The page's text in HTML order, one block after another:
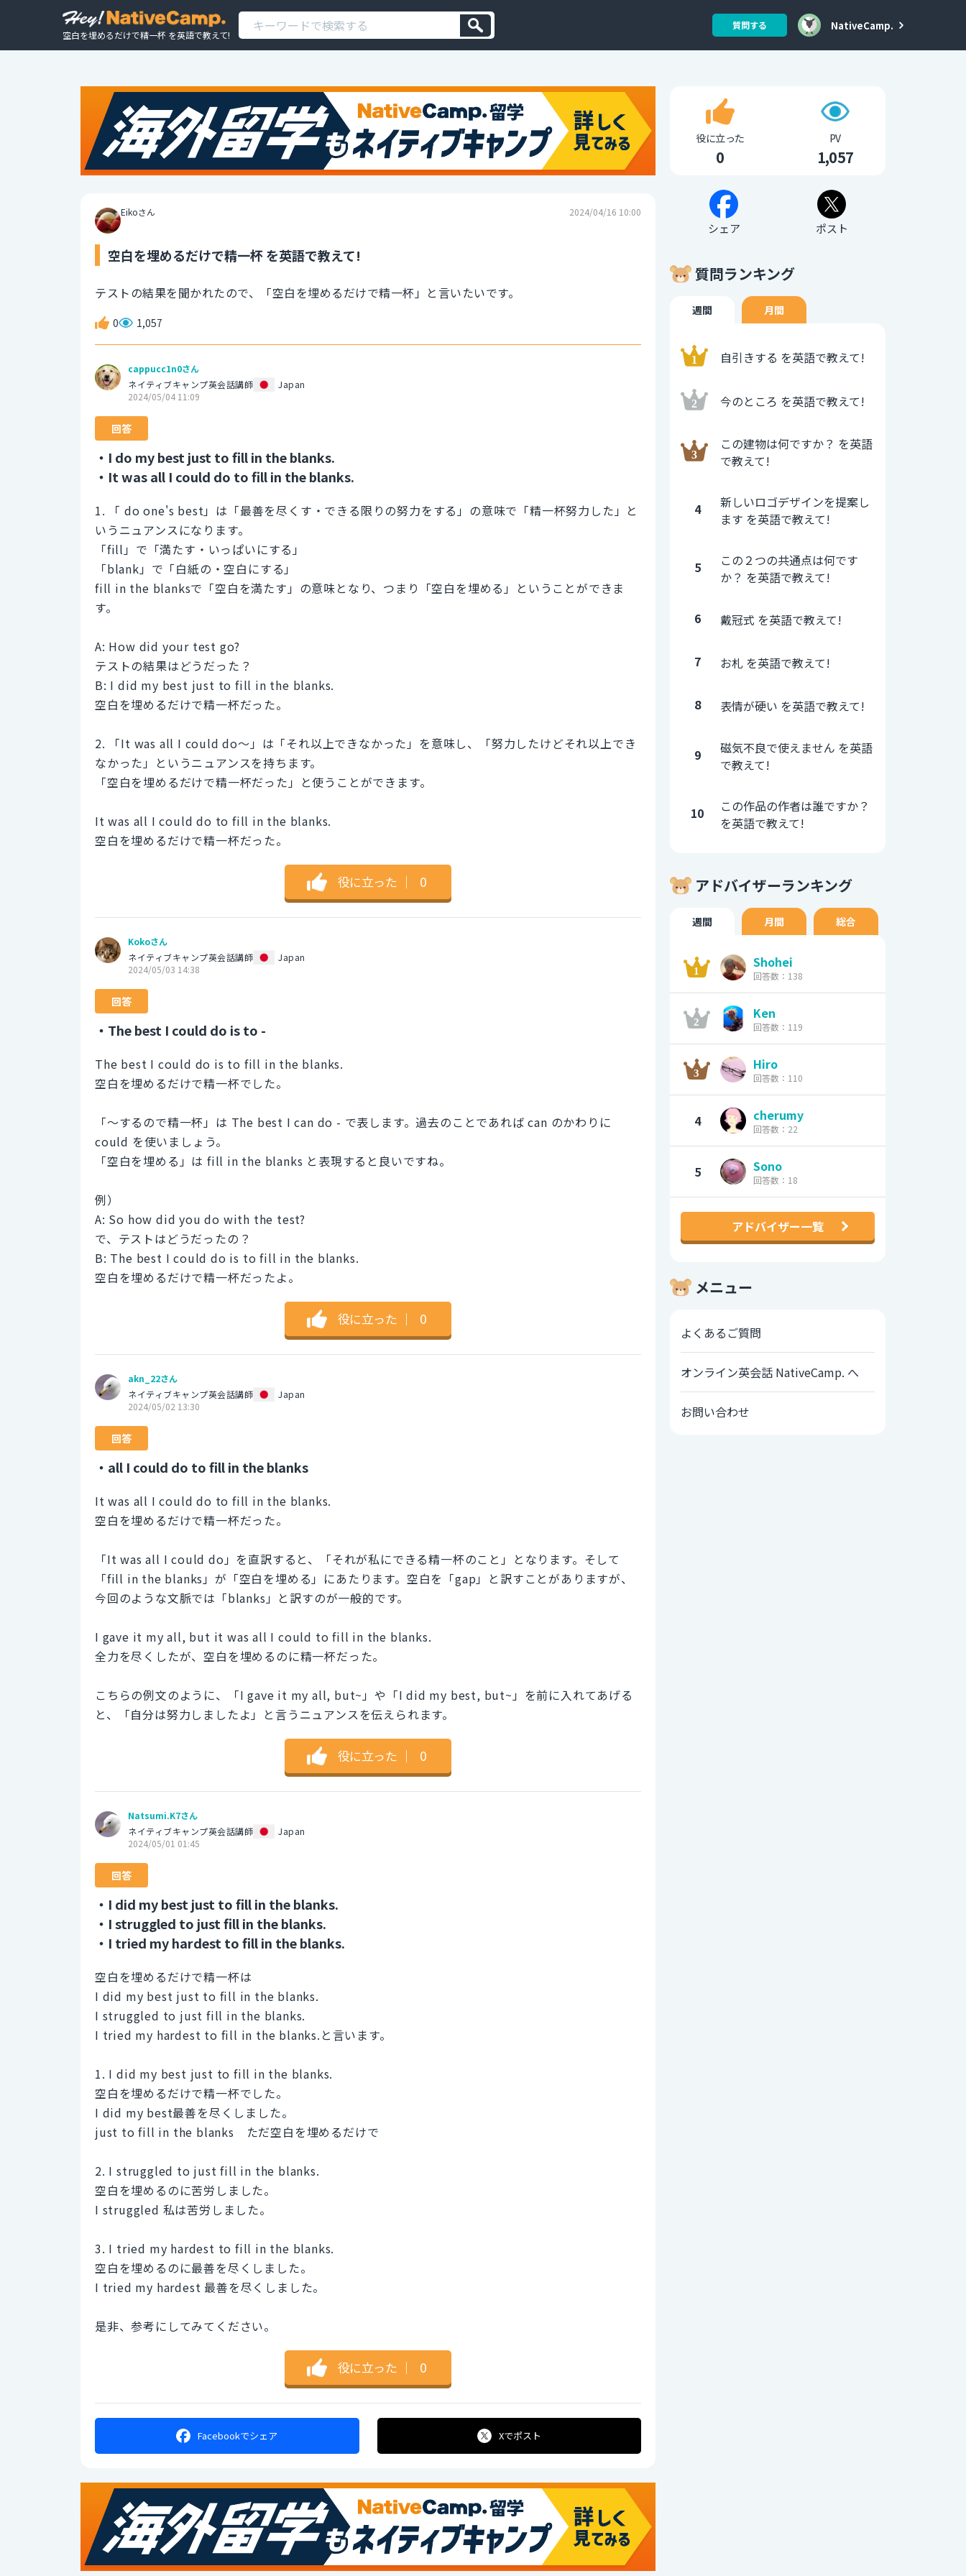
空白を埋めるだけで精一杯 を英語で教えて!
質問する NativeCamp.
Eikoさん 2024/04/16 10:00
空白を埋めるだけで精一杯 を英語で教えて!
テストの結果を聞かれたので、「空白を埋めるだけで精一杯」と言いたいです。
0 1,057
cappucc1n0さん
ネイティブキャンプ英会話講師
Japan
2024/05/04 11:09
回答
・I do my best just to fill in the blanks.
・It was all I could do to fill in the blanks.
1. 「 do one's best」は「最善を尽くす・できる限りの努力をする」の意味で「精一杯努力した」と
いうニュアンスになります。
「fill」で「満たす・いっぱいにする」
「blank」で「白紙の・空白にする」
fill in the blanksで「空白を満たす」の意味となり、つまり「空白を埋める」ということができま
す。
A: How did your test go?
テストの結果はどうだった？
B: I did my best just to fill in the blanks.
空白を埋めるだけで精一杯だった。
2. 「It was all I could do〜」は「それ以上できなかった」を意味し、「努力したけどそれ以上でき
なかった」というニュアンスを持ちます。
「空白を埋めるだけで精一杯だった」と使うことができます。
It was all I could do to fill in the blanks.
空白を埋めるだけで精一杯だった。
役に立った ｜ 0
Kokoさん
ネイティブキャンプ英会話講師
Japan
2024/05/03 14:38
回答
・The best I could do is to -
The best I could do is to fill in the blanks.
空白を埋めるだけで精一杯でした。
「〜するので精一杯」は The best I can do - で表します。過去のことであれば can のかわりに
could を使いましょう。
「空白を埋める」は fill in the blanks と表現すると良いですね。
例）
A: So how did you do with the test?
で、テストはどうだったの？
B: The best I could do is to fill in the blanks.
空白を埋めるだけで精一杯だったよ。
役に立った ｜ 0
akn_22さん
ネイティブキャンプ英会話講師
Japan
2024/05/02 13:30
回答
・all I could do to fill in the blanks
It was all I could do to fill in the blanks.
空白を埋めるだけで精一杯だった。
「It was all I could do」を直訳すると、「それが私にできる精一杯のこと」となります。そして
「fill in the blanks」が「空白を埋める」にあたります。空白を「gap」と訳すことがありますが、
今回のような文脈では「blanks」と訳すのが一般的です。
I gave it my all, but it was all I could to fill in the blanks.
全力を尽くしたが、空白を埋めるのに精一杯だった。
こちらの例文のように、「I gave it my all, but~」や「I did my best, but~」を前に入れてあげる
と、「自分は努力しましたよ」と言うニュアンスを伝えられます。
役に立った ｜ 0
Natsumi.K7さん
ネイティブキャンプ英会話講師
Japan
2024/05/01 01:45
回答
・I did my best just to fill in the blanks.
・I struggled to just fill in the blanks.
・I tried my hardest to fill in the blanks.
空白を埋めるだけで精一杯は
I did my best just to fill in the blanks.
I struggled to just fill in the blanks.
I tried my hardest to fill in the blanks.と言います。
1. I did my best just to fill in the blanks.
空白を埋めるだけで精一杯でした。
I did my best最善を尽くしました。
just to fill in the blanks ただ空白を埋めるだけで
2. I struggled to just fill in the blanks.
空白を埋めるのに苦労しました。
I struggled 私は苦労しました。
3. I tried my hardest to fill in the blanks.
空白を埋めるのに最善を尽くしました。
I tried my hardest 最善を尽くしました。
是非、参考にしてみてください。
役に立った ｜ 0
Facebookでシェア Xでポスト
役に立った
0
PV
1,057
シェア ポスト
質問ランキング
週間 月間
自引きする を英語で教えて!
今のところ を英語で教えて!
この建物は何ですか？ を英語
で教えて!
4
新しいロゴデザインを提案し
ます を英語で教えて!
5
この２つの共通点は何です
か？ を英語で教えて!
6 戴冠式 を英語で教えて!
7 お札 を英語で教えて!
8 表情が硬い を英語で教えて!
9
磁気不良で使えません を英語
で教えて!
10
この作品の作者は誰ですか？
を英語で教えて!
アドバイザーランキング
週間 月間 総合
Shohei
回答数：138
Ken
回答数：119
Hiro
回答数：110
4 cherumy
回答数：22
5 Sono
回答数：18
アドバイザー一覧
メニュー
よくあるご質問
オンライン英会話 NativeCamp. へ
お問い合わせ